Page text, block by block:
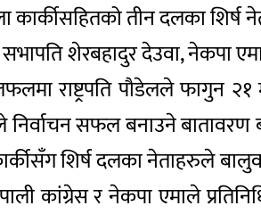
कार्कीसहितको तीन दलका
सभापति शेरबहादुर देउवा, नेकपा
राष्ट्रपति पौडेलले फागुन
निर्वाचन सफल बनाउने
शिर्ष दलका नेताहरुले
कांग्रेस र नेकपा एमाले